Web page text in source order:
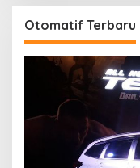
Otomatif Terbaru